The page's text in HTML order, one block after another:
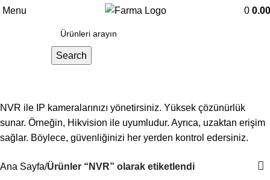
Menu 0 0.00
Search
NVR ile IP kameralarınızı yönetirsiniz. Yüksek çözünürlük
sunar. Örneğin, Hikvision ile uyumludur. Ayrıca, uzaktan erişim
sağlar. Böylece, güvenliğinizi her yerden kontrol edersiniz.
Ana Sayfa Ürünler “NVR” olarak etiketlendi